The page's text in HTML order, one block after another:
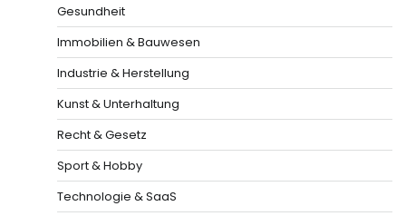
Gesundheit
Immobilien & Bauwesen
Industrie & Herstellung
Kunst & Unterhaltung
Recht & Gesetz
Sport & Hobby
Technologie & SaaS